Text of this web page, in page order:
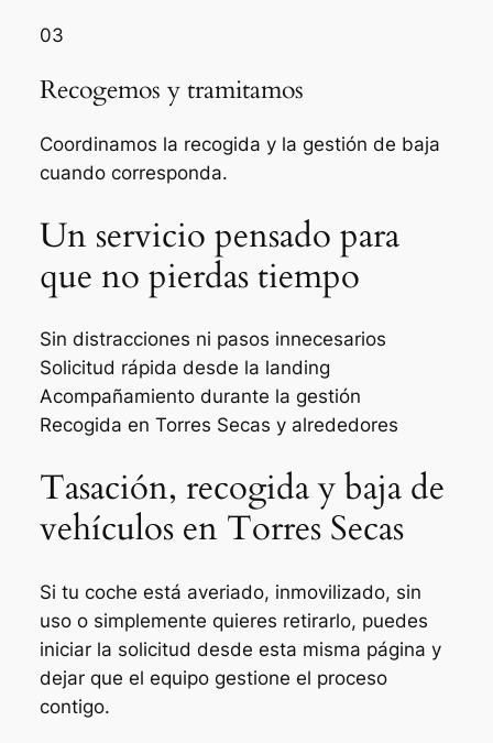
03
Recogemos y tramitamos
Coordinamos la recogida y la gestión de baja
cuando corresponda.
Un servicio pensado para
que no pierdas tiempo
Sin distracciones ni pasos innecesarios
Solicitud rápida desde la landing
Acompañamiento durante la gestión
Recogida en Torres Secas y alrededores
Tasación, recogida y baja de
vehículos en Torres Secas
Si tu coche está averiado, inmovilizado, sin
uso o simplemente quieres retirarlo, puedes
iniciar la solicitud desde esta misma página y
dejar que el equipo gestione el proceso
contigo.